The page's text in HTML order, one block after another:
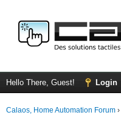
Hello There, Guest! Login
Calaos, Home Automation Forum ›